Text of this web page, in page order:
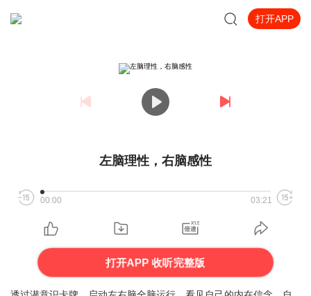
打开APP
左脑理性，右脑感性
00:00 03:21
打开APP 收听完整版